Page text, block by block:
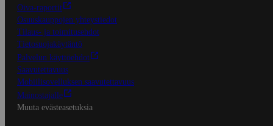
Oiva-raportit
Osuuskauppojen yhteystiedot
Tilaus- ja toimitusehdot
Tietosuojakäytäntö
Palvelun käyttöehdot
Saavutettavuus
Mobiilisovelluksen saavutettavuus
Mainostajalle
Muuta evästeasetuksia